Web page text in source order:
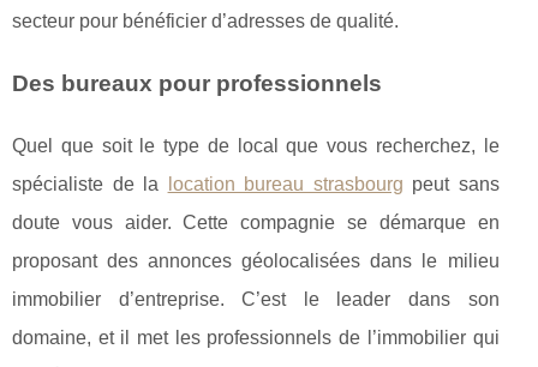
secteur pour bénéficier d’adresses de qualité.
Des bureaux pour professionnels
Quel que soit le type de local que vous recherchez, le
spécialiste de la
location bureau strasbourg peut sans
doute vous aider. Cette compagnie se démarque en
proposant des annonces géolocalisées dans le milieu
immobilier d’entreprise. C’est le leader dans son
domaine, et il met les professionnels de l’immobilier qui